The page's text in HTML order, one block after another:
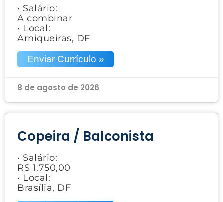
• Salário:
A combinar
• Local:
Arniqueiras, DF
Enviar Currículo »
8 de agosto de 2026
Copeira / Balconista
• Salário:
R$ 1.750,00
• Local:
Brasília, DF